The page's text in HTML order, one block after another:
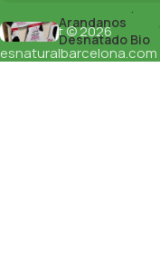
Copyright © 2026
esnaturalbarcelona.com
Arandanos
Desnatado Bio
la Torre Pack